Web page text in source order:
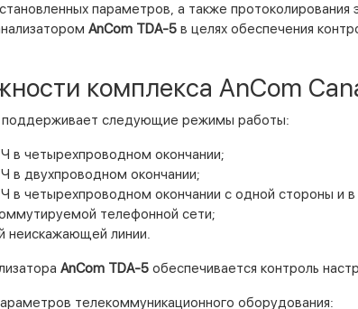
параметров, а также
AnCom TDA-5 в целях обеспечения
комплекса AnCom
поддерживает следующие режимы работы:
в четырехпроводном окончании;
в двухпроводном окончании;
в четырехпроводном окончании с одной стороны и
телефонной сети;
неискажающей линии.
AnCom TDA-5 обеспечивается контроль
телекоммуникационного оборудования: